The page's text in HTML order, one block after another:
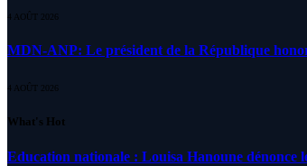
4 AOÛT 2026
MDN-ANP: Le président de la République
4 AOÛT 2026
What's Hot
Education nationale : Louisa Hanoune dénonce